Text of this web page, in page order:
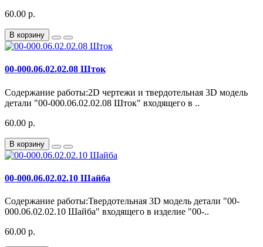
60.00 р.
В корзину
00-000.06.02.02.08 Шток
Содержание работы:2D чертежи и твердотельная 3D модель
детали "00-000.06.02.02.08 Шток" входящего в ..
60.00 р.
В корзину
00-000.06.02.02.10 Шайба
Содержание работы:Твердотельная 3D модель детали "00-
000.06.02.02.10 Шайба" входящего в изделие "00-..
60.00 р.